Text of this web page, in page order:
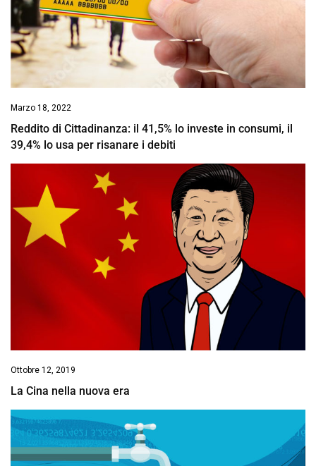
Marzo 18, 2022
Reddito di Cittadinanza: il 41,5% lo investe in consumi, il
39,4% lo usa per risanare i debiti
Ottobre 12, 2019
La Cina nella nuova era